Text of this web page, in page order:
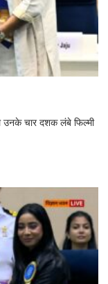
उनके चार दशक लंबे फिल्मी